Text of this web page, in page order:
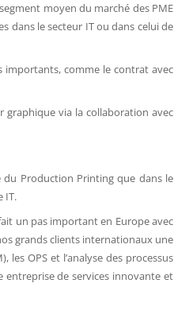
moyen du marché des PME
dans le secteur IT ou dans celui de
importants, comme le contrat avec
via la collaboration avec
du Production Printing que dans le
IT.
un pas important en Europe avec
grands clients internationaux une
les OPS et l’analyse des processus
de services innovante et